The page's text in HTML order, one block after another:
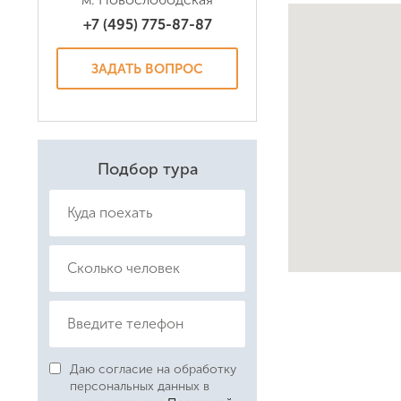
+7 (495) 775-87-87
ЗАДАТЬ ВОПРОС
Подбор тура
Даю согласие на обработку
персональных данных в